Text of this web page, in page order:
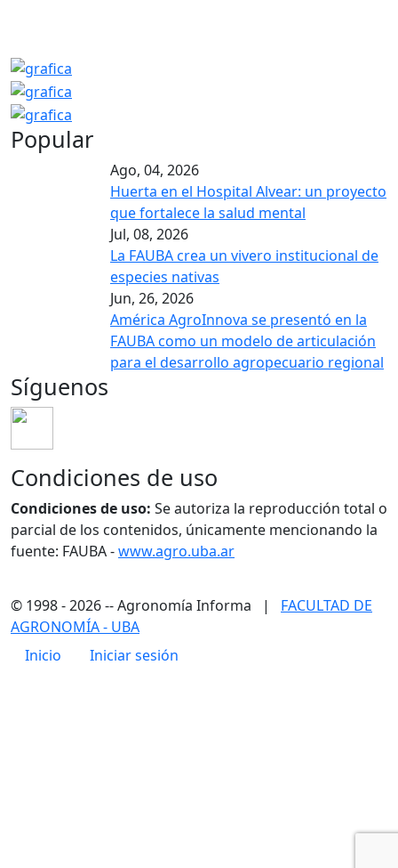
Popular
Ago, 04, 2026
Huerta en el Hospital Alvear: un proyecto
que fortalece la salud mental
Jul, 08, 2026
La FAUBA crea un vivero institucional de
especies nativas
Jun, 26, 2026
América AgroInnova se presentó en la
FAUBA como un modelo de articulación
para el desarrollo agropecuario regional
Síguenos
Condiciones de uso
Condiciones de uso: Se autoriza la reproducción total o
parcial de los contenidos, únicamente mencionando la
fuente: FAUBA -www.agro.uba.ar
© 1998 - 2026 -- Agronomía Informa | FACULTAD DE
AGRONOMÍA - UBA
Menú de cuenta de usuario
Inicio Iniciar sesión